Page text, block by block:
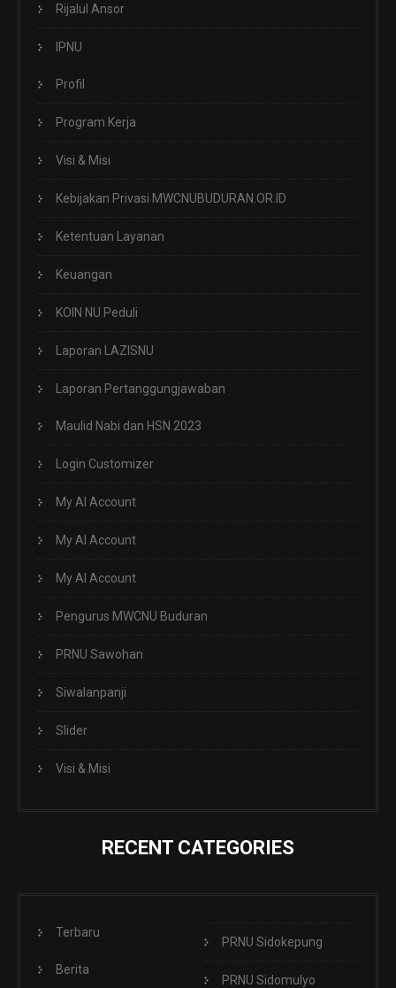
Rijalul Ansor
IPNU
Profil
Program Kerja
Visi & Misi
Kebijakan Privasi MWCNUBUDURAN.OR.ID
Ketentuan Layanan
Keuangan
KOIN NU Peduli
Laporan LAZISNU
Laporan Pertanggungjawaban
Maulid Nabi dan HSN 2023
Login Customizer
My AI Account
My AI Account
My AI Account
Pengurus MWCNU Buduran
PRNU Sawohan
Siwalanpanji
Slider
Visi & Misi
RECENT CATEGORIES
Terbaru
Berita
PRNU Sidokepung
PRNU Sidomulyo